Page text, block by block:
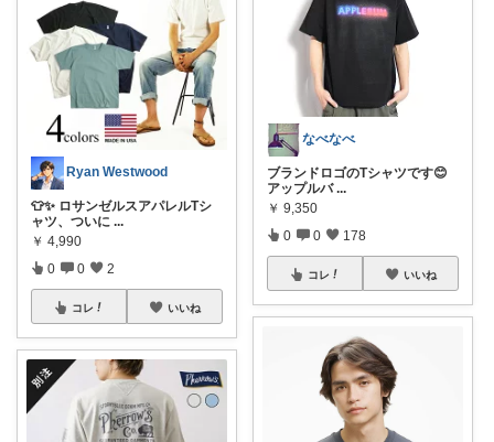
Ryan Westwood
👕✨ ロサンゼルスアパレルTシ
ャツ、ついに ...
￥ 4,990
0 0 2
コレ いいね
なべなべ
ブランドロゴのTシャツです😊
アップルバ ...
￥ 9,350
0 0 178
コレ いいね